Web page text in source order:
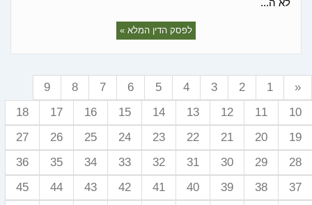
לא ה...
לפסק הדין המלא »
«
1
2
3
4
5
6
7
8
9
10
11
12
13
14
15
16
17
18
19
20
21
22
23
24
25
26
27
28
29
30
31
32
33
34
35
36
37
38
39
40
41
42
43
44
45